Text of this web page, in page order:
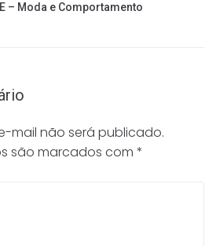
– Moda e Comportamento
mail não será publicado.
são marcados com *